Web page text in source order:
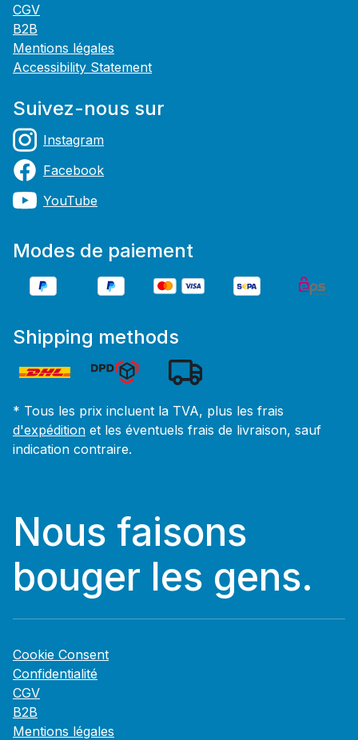
CGV
B2B
Mentions légales
Accessibility Statement
Suivez-nous sur
Instagram
Facebook
YouTube
Modes de paiement
Shipping methods
* Tous les prix incluent la TVA, plus les frais
d'expédition et les éventuels frais de livraison, sauf
indication contraire.
Nous faisons
bouger les gens.
Cookie Consent
Confidentialité
CGV
B2B
Mentions légales